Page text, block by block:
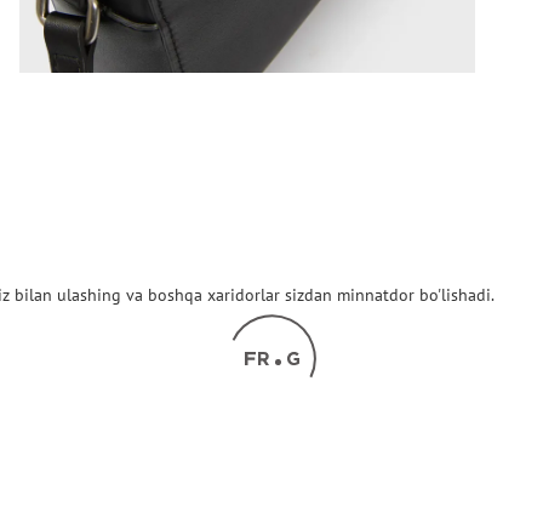
bilan ulashing va boshqa xaridorlar sizdan minnatdor bo'lishadi.